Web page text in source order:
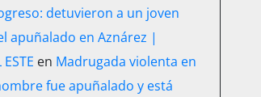
detuvieron a un joven
apuñalado en Aznárez |
en Madrugada violenta en
fue apuñalado y está